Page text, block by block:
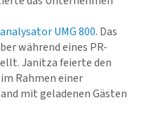
UMG 800. Das
während eines PR-
Janitza feierte den
Rahmen einer
mit geladenen Gästen